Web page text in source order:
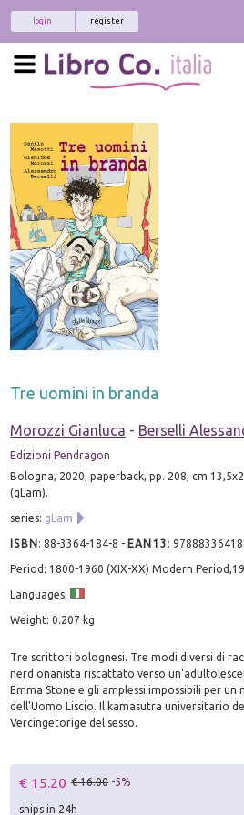
register
login
Tre uomini in branda
Morozzi Gianluca - Berselli
Edizioni Pendragon
Bologna, 2020; paperback, pp. 208, cm
(gLam).
series: gLam
ISBN:88-3364-184-8 - EAN13 :
Period: 1800-1960 (XIX-XX) Modern
Languages:
Weight: 0.207 kg
Tre scrittori bolognesi. Tre modi diversi di
nerd onanista riscattato verso
Emma Stone e gli amplessi impossibili per un
dell'Uomo Liscio. Il kamasutra universitario
Vercingetorige del sesso.
€ 15.20 € 16.00 -5%
ships in 24h